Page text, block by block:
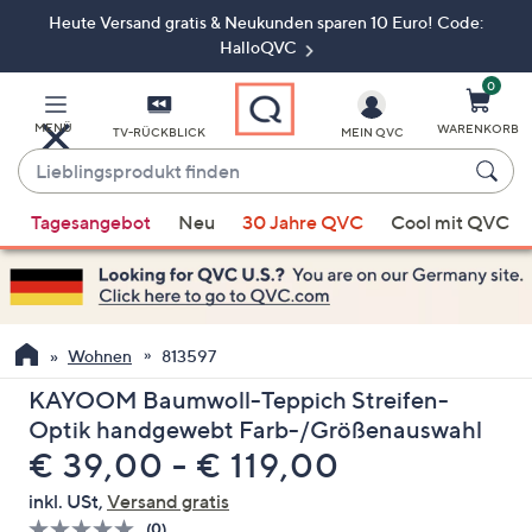
ZumHeute Versand gratis & Neukunden sparen 10 Euro! Code:
HalloQVC
MENÜ TV-RÜCKBLICK
Lieblingsprodukt
finden
Vorschläge
verfügbar
sind,
verwenden
Sie
die
Pfeiltasten
nach
oben
und
nach
MEIN QVC
0
WARENKORB
Tagesangebot Neu 30 Jahre QVC Cool mit QVC
Wohnen 813597
KAYOOM Baumwoll-Teppich Streifen-
Optik handgewebt Farb-/Größenauswahl
€ 39,00 - € 119,00
inkl. USt, Versand gratis
(0)